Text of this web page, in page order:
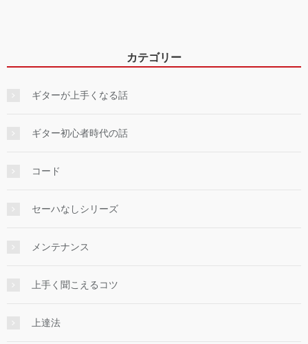
カテゴリー
ギターが上手くなる話
ギター初心者時代の話
コード
セーハなしシリーズ
メンテナンス
上手く聞こえるコツ
上達法